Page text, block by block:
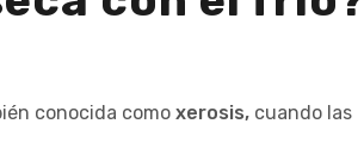
conocida como xerosis, cuando las